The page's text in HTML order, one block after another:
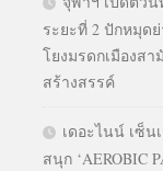
ระยะที่ 2 ปักหมุด
โยงมรดกเมืองส
สร้างสรรค์
เดอะไนน์ เซ็น
สนุก ‘AEROBIC